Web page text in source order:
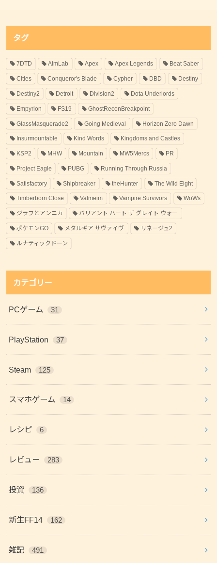
タグ
7DTD AimLab Apex Apex Legends Beat Saber
Cities Conqueror's Blade Cypher DBD Destiny
Destiny2 Detroit Division2 Dota Underlords
Empyrion FS19 GhostReconBreakpoint
GlassMasquerade2 Going Medieval Horizon Zero Dawn
Insurmountable Kind Words Kingdoms and Castles
KSP2 MHW Mountain MW5Mercs PR
Project Eagle PUBG Running Through Russia
Satisfactory Shipbreaker theHunter The Wild Eight
Timberborn Close Valmeim Vampire Survivors WoWs
ジラフとアンニカ バリアント ハート ザ グレイト ウォー
ポケモンGO メタルギア サヴァイヴ リネージュ2
ルナティックドーン
カテゴリー
PCゲーム 31
PlayStation 37
Steam 125
スマホゲーム 14
レシピ 6
レビュー 283
投資 136
新生FF14 162
雑記 491